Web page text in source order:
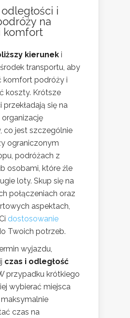
i
na
komfort
kierunek i
transportu, aby
komfort podróży i
koszty. Krótsze
przekładają się na
organizację
co jest szczególnie
ograniczonym
podróżach z
osobami, które źle
loty. Skup się na
połączeniach oraz
aspektach,
dostosowanie
Twoich potrzeb.
wyjazdu,
czas i odległość
przypadku krótkiego
wybierać miejsca
czas na